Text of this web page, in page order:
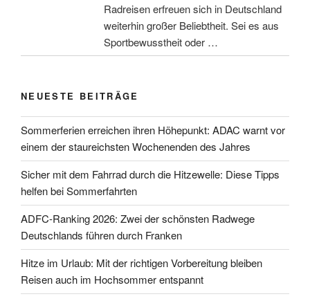
Radreisen erfreuen sich in Deutschland
weiterhin großer Beliebtheit. Sei es aus
Sportbewusstheit oder …
NEUESTE BEITRÄGE
Sommerferien erreichen ihren Höhepunkt: ADAC warnt vor
einem der staureichsten Wochenenden des Jahres
Sicher mit dem Fahrrad durch die Hitzewelle: Diese Tipps
helfen bei Sommerfahrten
ADFC-Ranking 2026: Zwei der schönsten Radwege
Deutschlands führen durch Franken
Hitze im Urlaub: Mit der richtigen Vorbereitung bleiben
Reisen auch im Hochsommer entspannt